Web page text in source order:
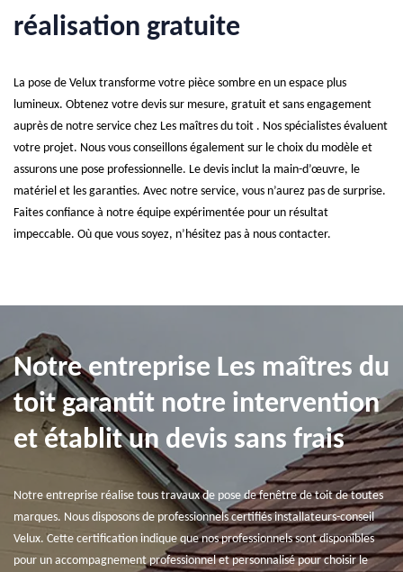
réalisation gratuite
La pose de Velux transforme votre pièce sombre en un espace plus
lumineux. Obtenez votre devis sur mesure, gratuit et sans engagement
auprès de notre service chez Les maîtres du toit . Nos spécialistes évaluent
votre projet. Nous vous conseillons également sur le choix du modèle et
assurons une pose professionnelle. Le devis inclut la main-d’œuvre, le
matériel et les garanties. Avec notre service, vous n’aurez pas de surprise.
Faites confiance à notre équipe expérimentée pour un résultat
impeccable. Où que vous soyez, n’hésitez pas à nous contacter.
Notre entreprise Les maîtres du
toit garantit notre intervention
et établit un devis sans frais
Notre entreprise réalise tous travaux de pose de fenêtre de toit de toutes
marques. Nous disposons de professionnels certifiés installateurs-conseil
Velux. Cette certification indique que nos professionnels sont disponibles
pour un accompagnement professionnel et personnalisé pour choisir le